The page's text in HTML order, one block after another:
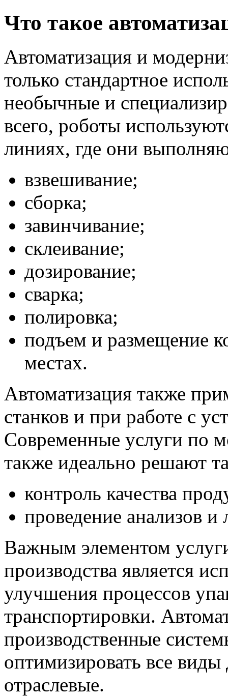
Что такое
Автоматизация и
только стандартное
необычные и
всего, роботы
линиях, где они
взвешивание;
сборка;
завинчивание;
склеивание;
дозирование;
сварка;
полировка;
подъем и размещение
местах.
Автоматизация также
станков и при работе с
Современные услуги по
также идеально решают
контроль качества
проведение анализов
Важным элементом
производства является
улучшения процессов
транспортировки.
производственные
оптимизировать все виды
отраслевые.